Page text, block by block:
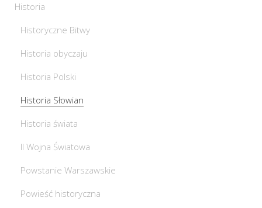
Historia
Historyczne Bitwy
Historia obyczaju
Historia Polski
Historia Słowian
Historia świata
II Wojna Światowa
Powstanie Warszawskie
Powieść historyczna